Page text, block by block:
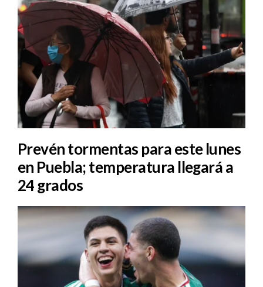
Prevén tormentas para este lunes
en Puebla; temperatura llegará a
24 grados